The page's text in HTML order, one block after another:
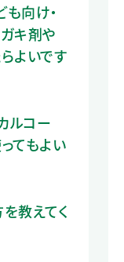
向け・
キ剤や
よいです
ルコー
てもよい
教えてく